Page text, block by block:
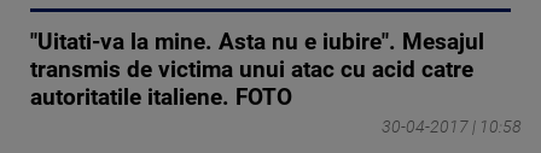
"Uitati-va la mine. Asta nu e iubire". Mesajul
transmis de victima unui atac cu acid catre
autoritatile italiene. FOTO
30-04-2017 | 10:58